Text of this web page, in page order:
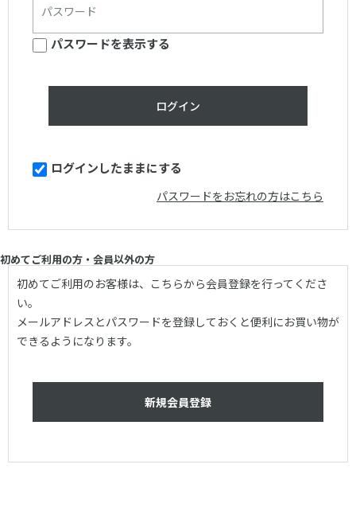
パスワードを表示する
ログインしたままにする
パスワードをお忘れの方はこちら
初めてご利用の方・会員以外の方
初めてご利用のお客様は、こちらから会員登録を行ってくださ
い。
メールアドレスとパスワードを登録しておくと便利にお買い物が
できるようになります。